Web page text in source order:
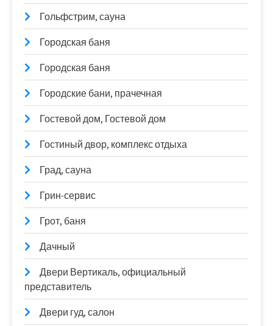
Гольфстрим, сауна
Городская баня
Городская баня
Городские бани, прачечная
Гостевой дом, Гостевой дом
Гостиный двор, комплекс отдыха
Град, сауна
Грин-сервис
Грот, баня
Дачный
Двери Вертикаль, официальный
представитель
Двери гуд, салон